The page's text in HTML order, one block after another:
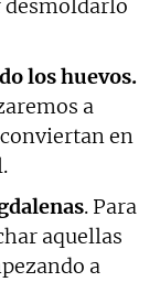
desmoldarlo
los huevos.
a
en
. Para
aquellas
a